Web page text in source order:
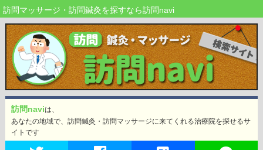
訪問マッサージ・訪問鍼灸を探すなら訪問navi
訪問naviは、
あなたの地域で、訪問鍼灸・訪問マッサージに来てくれる治療院を探せるサ
イトです